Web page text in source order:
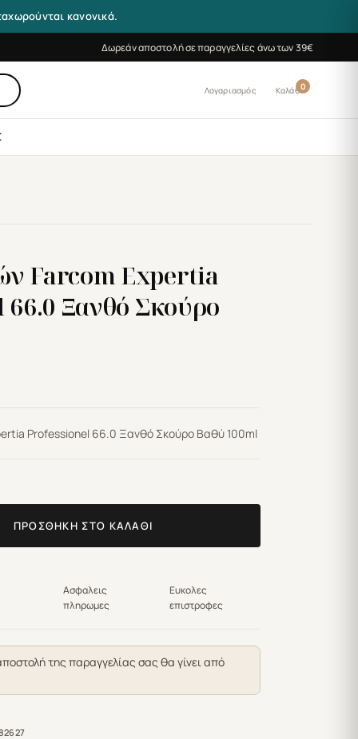
κανονικά.
Δωρεάν αποστολή σε παραγγελίες άνω των 39€
Λογαριασμός 0
Καλάθι
Farcom Expertia
Ξανθό Σκούρο
Professionel 66.0 Ξανθό Σκούρο Βαθύ 100ml
ΠΡΟΣΘΉΚΗ ΣΤΟ ΚΑΛΆΘΙ
Ασφαλεις
πληρωμες
Ευκολες
επιστροφες
της παραγγελίας σας θα γίνει από